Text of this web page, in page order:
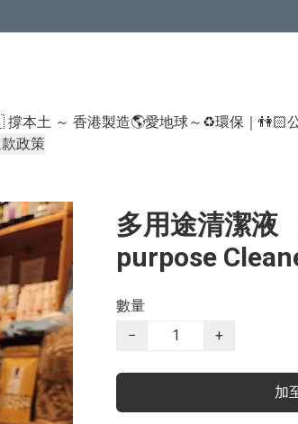
本土 ～ 香港製造🌎愛地球～♻️環保｜👫🏻
政策
多用途清潔液
purpose
數量
−
+
加